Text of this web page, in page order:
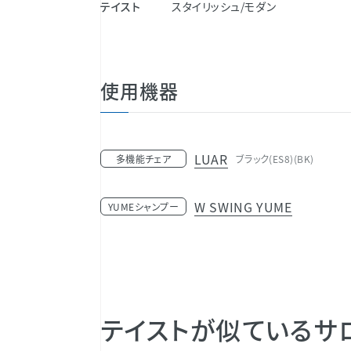
テイスト スタイリッシュ/モダン
使用機器
多機能チェア LUAR ブラック(ES8)(BK)
YUMEシャンプー W SWING YUME
テイストが似ているサ